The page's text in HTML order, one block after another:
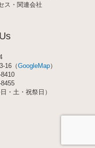
ス・関連会社
16（GoogleMap）
・土・祝祭日）